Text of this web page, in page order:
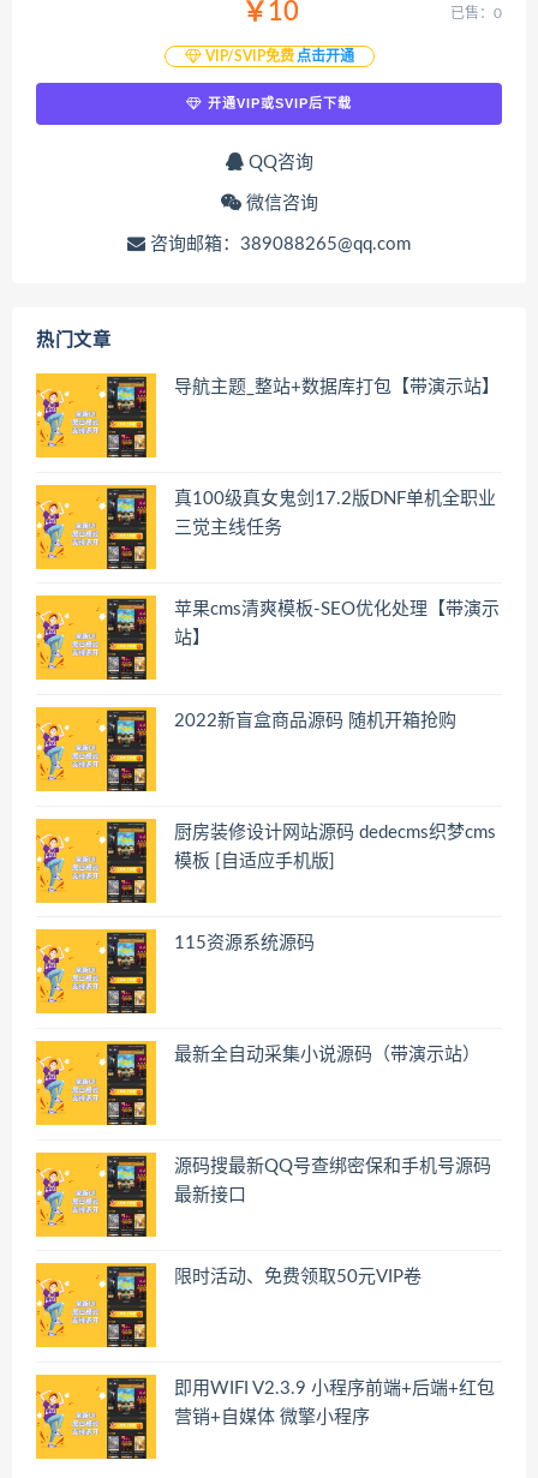
￥10
VIP/SVIP免费 点击开通
已售：0
开通VIP或SVIP后下载
QQ咨询
微信咨询
咨询邮箱：389088265@qq.com
热门文章
导航主题_整站+数据库打包【带演示站】
真100级真女鬼剑17.2版DNF单机全职业
三觉主线任务
苹果cms清爽模板-SEO优化处理【带演示
站】
2022新盲盒商品源码 随机开箱抢购
厨房装修设计网站源码 dedecms织梦cms
模板 [自适应手机版]
115资源系统源码
最新全自动采集小说源码（带演示站）
源码搜最新QQ号查绑密保和手机号源码
最新接口
限时活动、免费领取50元VIP卷
即用WIFI V2.3.9 小程序前端+后端+红包
营销+自媒体 微擎小程序